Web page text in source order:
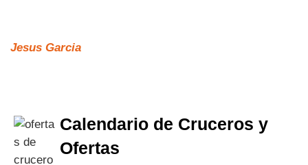
Jesus Garcia
Calendario de Cruceros y
Ofertas